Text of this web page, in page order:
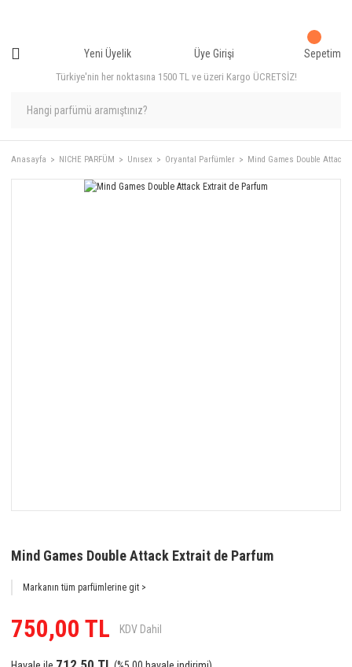
Türkiye'nin her noktasına 1500 TL ve üzeri Kargo ÜCRETSİZ!
Yeni Üyelik Üye Girişi Sepetim
Anasayfa NICHE PARFÜM Unısex Oryantal Parfümler Mind Games Double Attack
Mind Games Double Attack Extrait de Parfum
Markanın tüm parfümlerine git >
750,00 TL KDV Dahil